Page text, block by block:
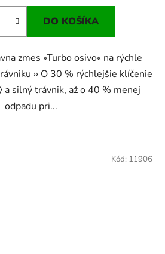
DO KOŠÍKA
zmes »Turbo osivo« na rýchle
›› O 30 % rýchlejšie klíčenie
a silný trávnik, až o 40 % menej
odpadu pri...
Kód: 11906